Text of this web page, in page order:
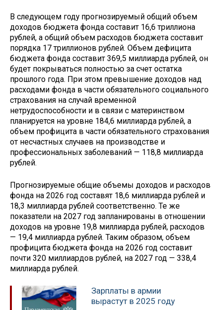
В следующем году прогнозируемый общий объем
доходов бюджета фонда составит 16,6 триллиона
рублей, а общий объем расходов бюджета составит
порядка 17 триллионов рублей. Объем дефицита
бюджета фонда составит 369,5 миллиарда рублей, он
будет покрываться полностью за счет остатка
прошлого года. При этом превышение доходов над
расходами фонда в части обязательного социального
страхования на случай временной
нетрудоспособности и в связи с материнством
планируется на уровне 184,6 миллиарда рублей, а
объем профицита в части обязательного страхования
от несчастных случаев на производстве и
профессиональных заболеваний — 118,8 миллиарда
рублей.
Прогнозируемые общие объемы доходов и расходов
фонда на 2026 год составят 18,6 миллиарда рублей и
18,3 миллиарда рублей соответственно. Те же
показатели на 2027 год запланированы в отношении
доходов на уровне 19,8 миллиарда рублей, расходов
— 19,4 миллиарда рублей. Таким образом, объем
профицита бюджета фонда на 2026 год составит
почти 320 миллиардов рублей, на 2027 год — 338,4
миллиарда рублей.
Зарплаты в армии
вырастут в 2025 году